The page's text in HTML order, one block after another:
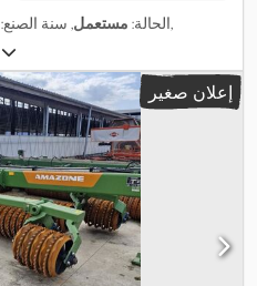
الحالة: مستعمل, سنة الصنع: ,
إعلان صغير